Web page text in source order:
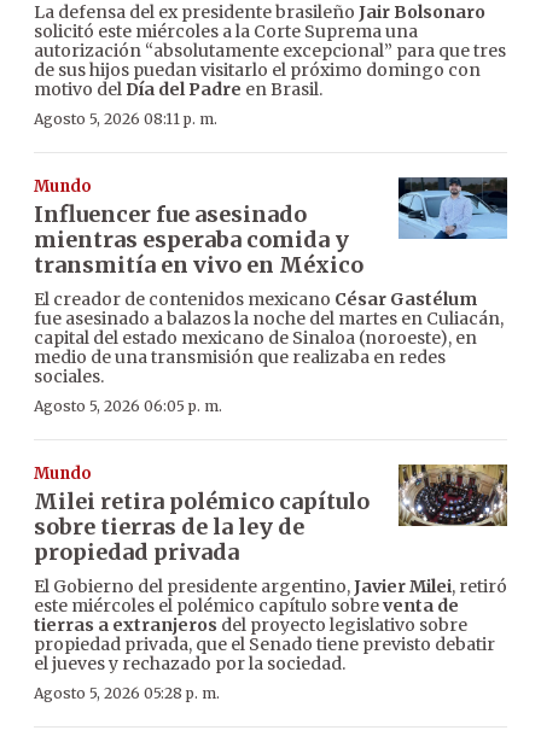
La defensa del ex presidente brasileño Jair Bolsonaro
solicitó este miércoles a la Corte Suprema una
autorización “absolutamente excepcional” para que tres
de sus hijos puedan visitarlo el próximo domingo con
motivo del Día del Padre en Brasil.
Agosto 5, 2026 08:11 p. m.
Mundo
Influencer fue asesinado
mientras esperaba comida y
transmitía en vivo en México
El creador de contenidos mexicano César Gastélum
fue asesinado a balazos la noche del martes en Culiacán,
capital del estado mexicano de Sinaloa (noroeste), en
medio de una transmisión que realizaba en redes
sociales.
Agosto 5, 2026 06:05 p. m.
Mundo
Milei retira polémico capítulo
sobre tierras de la ley de
propiedad privada
El Gobierno del presidente argentino,Javier Milei, retiró
este miércoles el polémico capítulo sobreventa de
tierras a extranjeros del proyecto legislativo sobre
propiedad privada, que el Senado tiene previsto debatir
el jueves y rechazado por la sociedad.
Agosto 5, 2026 05:28 p. m.